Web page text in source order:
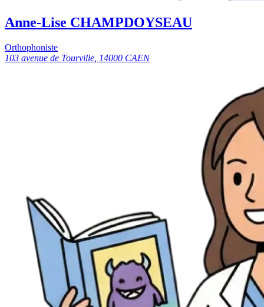
Anne-Lise CHAMPDOYSEAU
Orthophoniste
103 avenue de Tourville, 14000 CAEN